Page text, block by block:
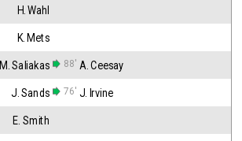
H. Wahl
K. Mets
M. Saliakas 88' A. Ceesay
J. Sands 76' J. Irvine
E. Smith